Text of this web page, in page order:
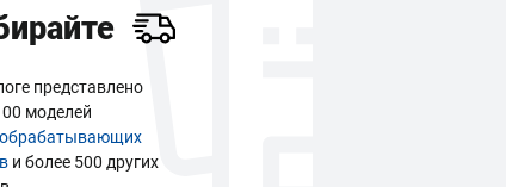
представлено
моделей
и более 500 других